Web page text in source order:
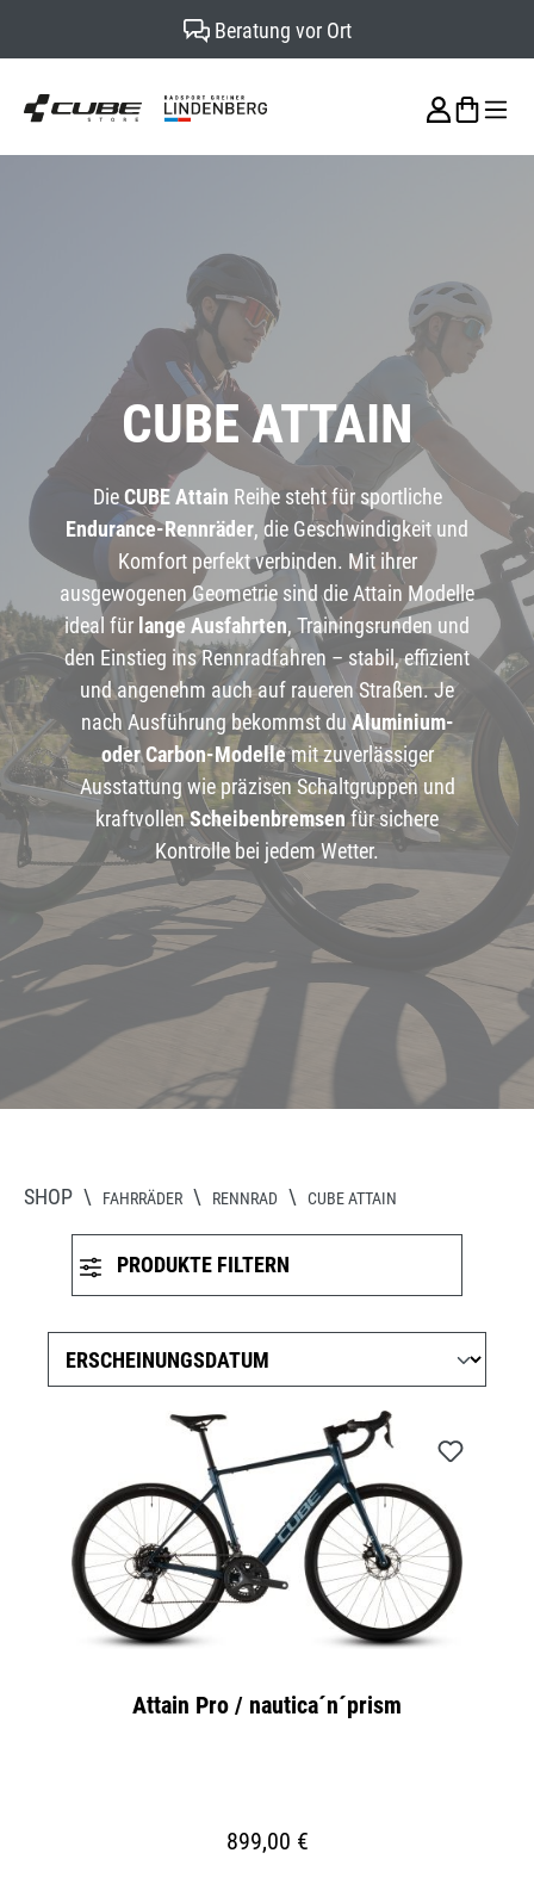
Beratung vor Ort
CUBE ATTAIN
DieCUBE Attain Reihe steht für sportliche
Endurance-Rennräder, die Geschwindigkeit und
Komfort perfekt verbinden. Mit ihrer
ausgewogenen Geometrie sind die Attain Modelle
ideal für lange Ausfahrten, Trainingsrunden und
den Einstieg ins Rennradfahren – stabil, effizient
und angenehm auch auf raueren Straßen. Je
nach Ausführung bekommst duAluminium-
oder Carbon-Modellemit zuverlässiger
Ausstattung wie präzisen Schaltgruppen und
kraftvollenScheibenbremsenfür sichere
Kontrolle bei jedem Wetter.
SHOP \ FAHRRÄDER \ RENNRAD \ CUBE ATTAIN
PRODUKTE FILTERN
Attain Pro / nautica´n´prism
899,00 €